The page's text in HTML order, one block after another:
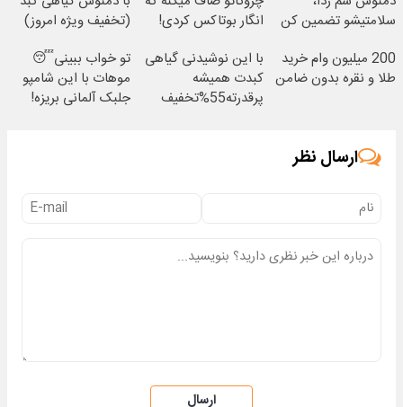
سلامتیشو تضمین کن
انگار بوتاکس کردی!
(تخفیف ویژه امروز)
200 میلیون وام خرید
طلا و نقره بدون ضامن
با این نوشیدنی گیاهی
کبدت همیشه
پرقدرته55%تخفیف
تو خواب ببینی😴
موهات با این شامپو
جلبک آلمانی بریزه!
ارسال نظر
ارسال